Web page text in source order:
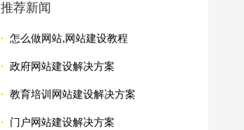
推荐新闻
·怎么做网站,网站建设教程
·政府网站建设解决方案
·教育培训网站建设解决方案
· 门户网站建设解决方案